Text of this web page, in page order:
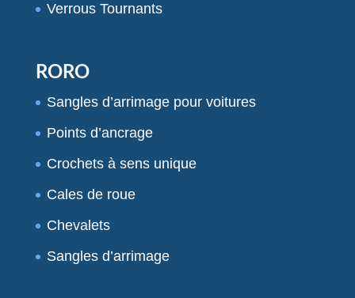
Verrous Tournants
RORO
Sangles d’arrimage pour voitures
Points d’ancrage
Crochets à sens unique
Cales de roue
Chevalets
Sangles d’arrimage